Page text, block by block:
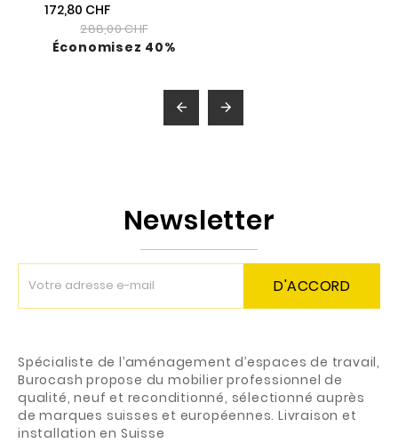
172,80 CHF
288,00 CHF
Économisez 40%
 
Newsletter
D'ACCORD
Spécialiste de l’aménagement d’espaces de travail,
Burocash propose du mobilier professionnel de
qualité, neuf et reconditionné, sélectionné auprès
de marques suisses et européennes. Livraison et
installation en Suisse